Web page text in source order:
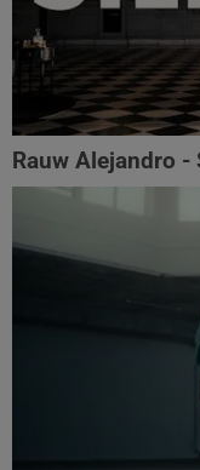
Rauw Alejandro -